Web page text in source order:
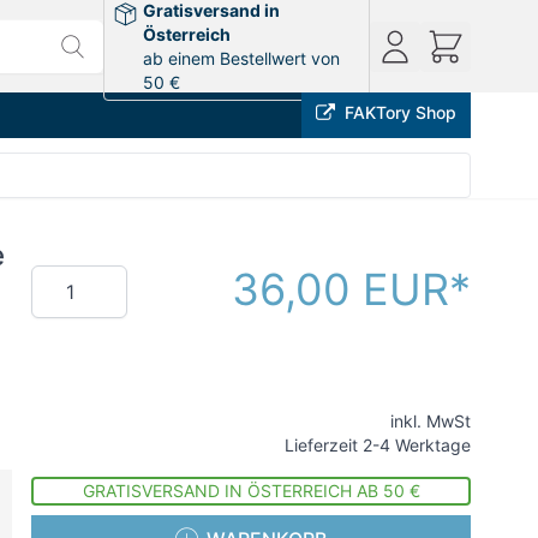
Gratisversand in
Österreich
ab einem Bestellwert von
50 €
FAKTory Shop
Menge 36,00 EUR
inkl. MwSt
Lieferzeit 2-4 Werktage
GRATISVERSAND IN ÖSTERREICH AB 50 €